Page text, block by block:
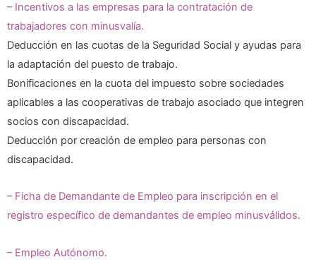
– Incentivos a las empresas para la contratación de
trabajadores con minusvalía.
Deducción en las cuotas de la Seguridad Social y ayudas para
la adaptación del puesto de trabajo.
Bonificaciones en la cuota del impuesto sobre sociedades
aplicables a las cooperativas de trabajo asociado que integren
socios con discapacidad.
Deducción por creación de empleo para personas con
discapacidad.
– Ficha de Demandante de Empleo para inscripción en el
registro específico de demandantes de empleo minusválidos.
– Empleo Autónomo.